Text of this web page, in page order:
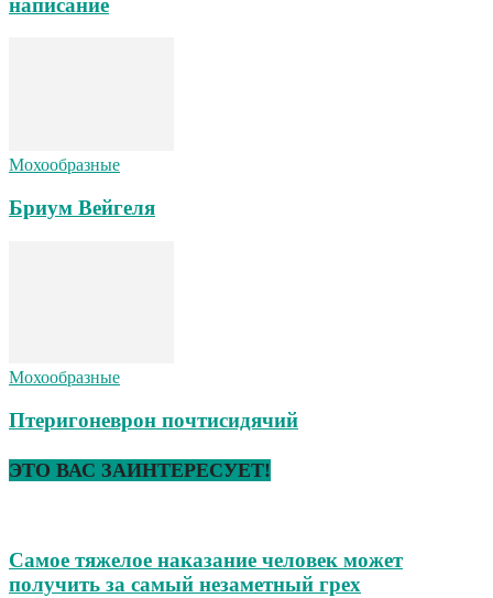
написание
Мохообразные
Бриум Вейгеля
Мохообразные
Птеригоневрон почтисидячий
ЭТО ВАС ЗАИНТЕРЕСУЕТ!
Самое тяжелое наказание человек может
получить за самый незаметный грех